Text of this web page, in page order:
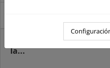
Residuos "no
la...